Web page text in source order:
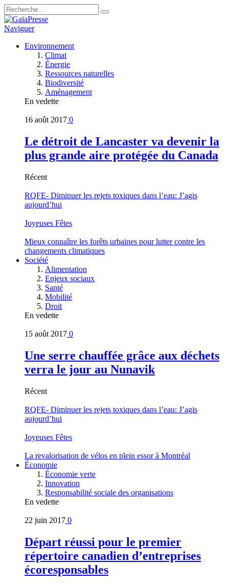
Naviguer
Environnement
Climat
Énergie
Ressources naturelles
Biodiversité
Aménagement
En vedette
16 août 2017 0
Le détroit de Lancaster va devenir la
plus grande aire protégée du Canada
Récent
RQFE- Diminuer les rejets toxiques dans l’eau: J’agis
aujourd’hui
Joyeuses Fêtes
Mieux connaître les forêts urbaines pour lutter contre les
changements climatiques
Société
Alimentation
Enjeux sociaux
Santé
Mobilité
Droit
En vedette
15 août 2017 0
Une serre chauffée grâce aux déchets
verra le jour au Nunavik
Récent
RQFE- Diminuer les rejets toxiques dans l’eau: J’agis
aujourd’hui
Joyeuses Fêtes
La revalorisation de vélos en plein essor à Montréal
Économie
Économie verte
Innovation
Responsabilité sociale des organisations
En vedette
22 juin 2017 0
Départ réussi pour le premier
répertoire canadien d’entreprises
écoresponsables